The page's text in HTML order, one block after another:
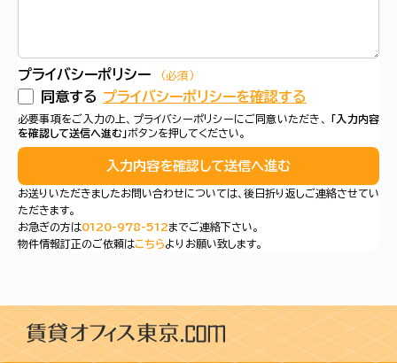
プライバシーポリシー （必須）
同意する プライバシーポリシーを確認する
必要事項をご入力の上、プライバシーポリシーにご同意いただき、
「入力内容
を確認して送信へ進む」ボタンを押してください。
入力内容を確認して送信へ進む
お送りいただきましたお問い合わせについては、後日折り返しご連絡させてい
ただきます。
お急ぎの方は0120-978-512までご連絡下さい。
物件情報訂正のご依頼はこちらよりお願い致します。